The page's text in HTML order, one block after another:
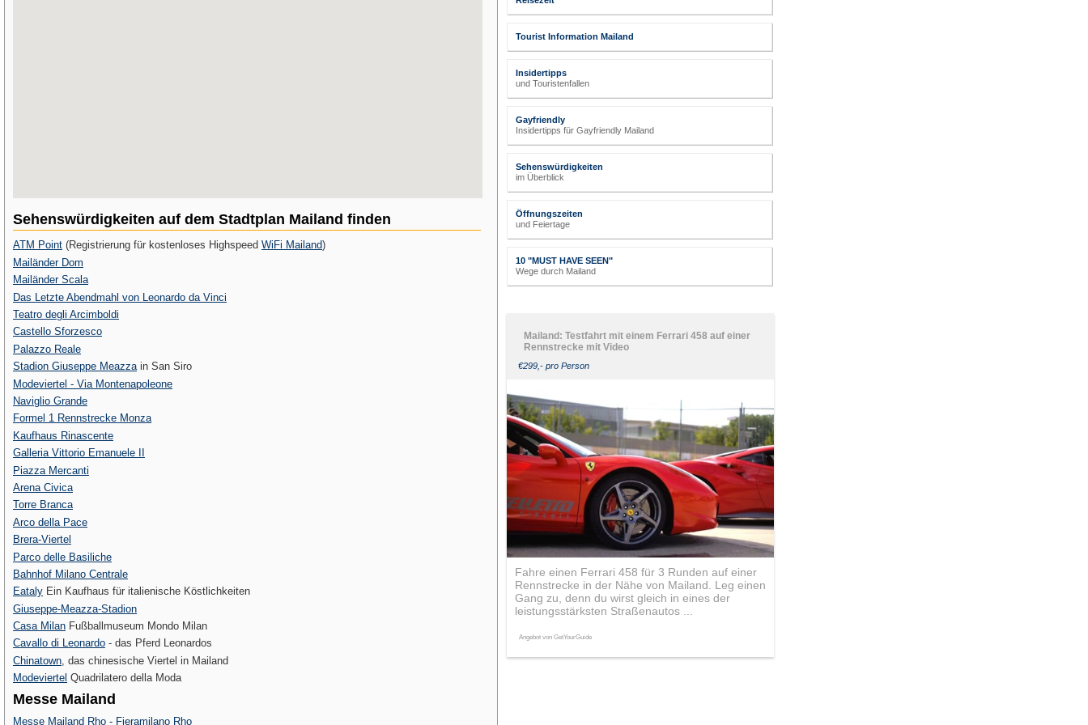
Sehenswürdigkeiten auf dem Stadtplan Mailand finden
ATM Point (Registrierung für kostenloses Highspeed WiFi Mailand)
Mailänder Dom
Mailänder Scala
Das Letzte Abendmahl von Leonardo da Vinci
Teatro degli Arcimboldi
Castello Sforzesco
Palazzo Reale
Stadion Giuseppe Meazzain San Siro
Modeviertel - Via Montenapoleone
Naviglio Grande
Formel 1 Rennstrecke Monza
Kaufhaus Rinascente
Galleria Vittorio Emanuele II
Piazza Mercanti
Arena Civica
Torre Branca
Arco della Pace
Brera-Viertel
Parco delle Basiliche
Bahnhof Milano Centrale
Eataly Ein Kaufhaus für italienische Köstlichkeiten
Giuseppe-Meazza-Stadion
Casa Milan Fußballmuseum Mondo Milan
Cavallo di Leonardo - das Pferd Leonardos
Chinatown , das chinesische Viertel in Mailand
Modeviertel Quadrilatero della Moda
Messe Mailand
Messe Mailand Rho - Fieramilano Rho
Tourist Information Mailand
Insidertipps
und Touristenfallen
Gayfriendly
Insidertipps für Gayfriendly Mailand
Sehenswürdigkeiten
im Überblick
Öffnungszeiten
und Feiertage
10 "MUST HAVE SEEN"
Wege durch Mailand
Mailand: Testfahrt mit einem Ferrari 458 auf einer
Rennstrecke mit Video
€299,- pro Person
Fahre einen Ferrari 458 für 3 Runden auf einer
Rennstrecke in der Nähe von Mailand. Leg einen
Gang zu, denn du wirst gleich in eines der
leistungsstärksten Straßenautos ...
Angebot von GetYourGuide